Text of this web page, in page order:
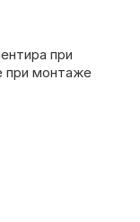
при
при монтаже